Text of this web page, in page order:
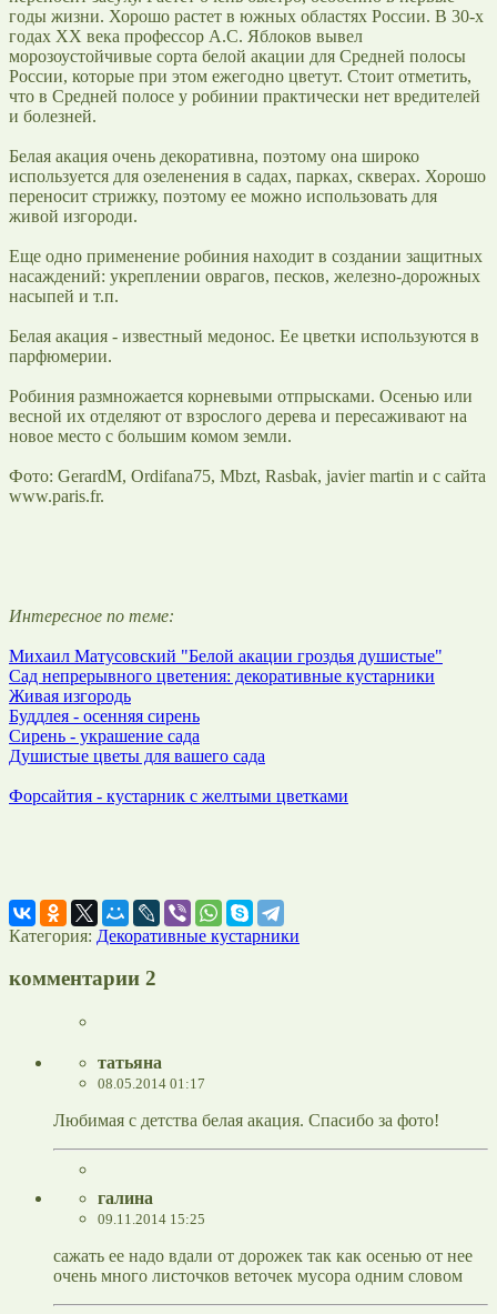
годы жизни. Хорошо растет в южных областях России. В 30-х
годах XX века профессор А.С. Яблоков вывел
морозоустойчивые сорта белой акации для Средней полосы
России, которые при этом ежегодно цветут. Стоит отметить,
что в Средней полосе у робинии практически нет вредителей
и болезней.
Белая акация очень декоративна, поэтому она широко
используется для озеленения в садах, парках, скверах. Хорошо
переносит стрижку, поэтому ее можно использовать для
живой изгороди.
Еще одно применение робиния находит в создании защитных
насаждений: укреплении оврагов, песков, железно-дорожных
насыпей и т.п.
Белая акация - известный медонос. Ее цветки используются в
парфюмерии.
Робиния размножается корневыми отпрысками. Осенью или
весной их отделяют от взрослого дерева и пересаживают на
новое место с большим комом земли.
Фото: GerardM, Ordifana75, Mbzt, Rasbak, javier martin и с сайта
www.paris.fr.
Интересное по теме:
Михаил Матусовский "Белой акации гроздья душистые"
Сад непрерывного цветения: декоративные кустарники
Живая изгородь
Буддлея - осенняя сирень
Сирень - украшение сада
Душистые цветы для вашего сада
Форсайтия - кустарник с желтыми цветками
Категория: Декоративные кустарники
комментарии 2
татьяна
08.05.2014 01:17
Любимая с детства белая акация. Спасибо за фото!
галина
09.11.2014 15:25
сажать ее надо вдали от дорожек так как осенью от нее
очень много листочков веточек мусора одним словом